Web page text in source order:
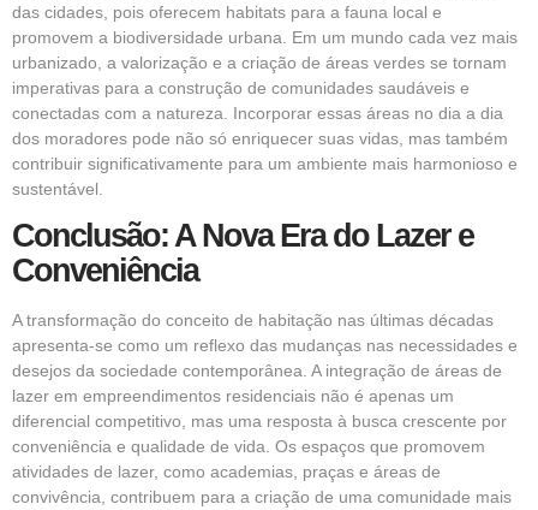
das cidades, pois oferecem habitats para a fauna local e
promovem a biodiversidade urbana. Em um mundo cada vez mais
urbanizado, a valorização e a criação de áreas verdes se tornam
imperativas para a construção de comunidades saudáveis e
conectadas com a natureza. Incorporar essas áreas no dia a dia
dos moradores pode não só enriquecer suas vidas, mas também
contribuir significativamente para um ambiente mais harmonioso e
sustentável.
Conclusão: A Nova Era do Lazer e
Conveniência
A transformação do conceito de habitação nas últimas décadas
apresenta-se como um reflexo das mudanças nas necessidades e
desejos da sociedade contemporânea. A integração de áreas de
lazer em empreendimentos residenciais não é apenas um
diferencial competitivo, mas uma resposta à busca crescente por
conveniência e qualidade de vida. Os espaços que promovem
atividades de lazer, como academias, praças e áreas de
convivência, contribuem para a criação de uma comunidade mais